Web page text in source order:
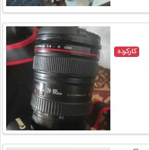
کارکرده